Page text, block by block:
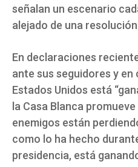
señalan un escenario
alejado de una
En declaraciones
ante sus seguidores y en
Estados Unidos está
la Casa Blanca
enemigos están
como lo ha hecho
presidencia, está